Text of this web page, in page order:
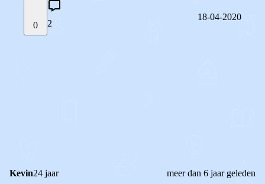
0 2
18-04-2020
Kevin24 jaar meer dan 6 jaar geleden